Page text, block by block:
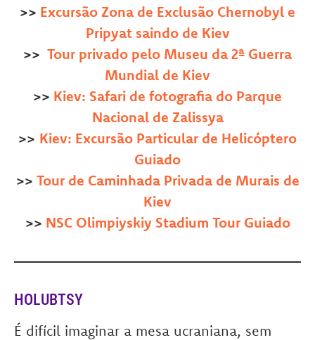
>> Excursão Zona de Exclusão Chernobyl e
Pripyat saindo de Kiev
>> Tour privado pelo Museu da 2ª Guerra
Mundial de Kiev
>> Kiev: Safari de fotografia do Parque
Nacional de Zalissya
>> Kiev: Excursão Particular de Helicóptero
Guiado
>> Tour de Caminhada Privada de Murais de
Kiev
>> NSC Olimpiyskiy Stadium Tour Guiado
HOLUBTSY
É difícil imaginar a mesa ucraniana, sem